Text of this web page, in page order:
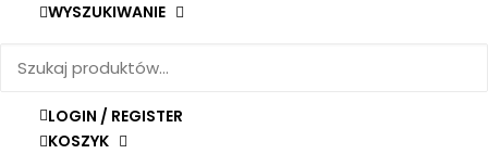
WYSZUKIWANIE
LOGIN / REGISTER
KOSZYK